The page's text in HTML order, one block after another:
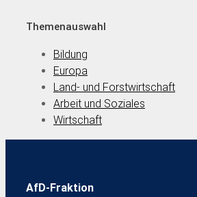
Themenauswahl
Bildung
Europa
Land- und Forstwirtschaft
Arbeit und Soziales
Wirtschaft
AfD-Fraktion